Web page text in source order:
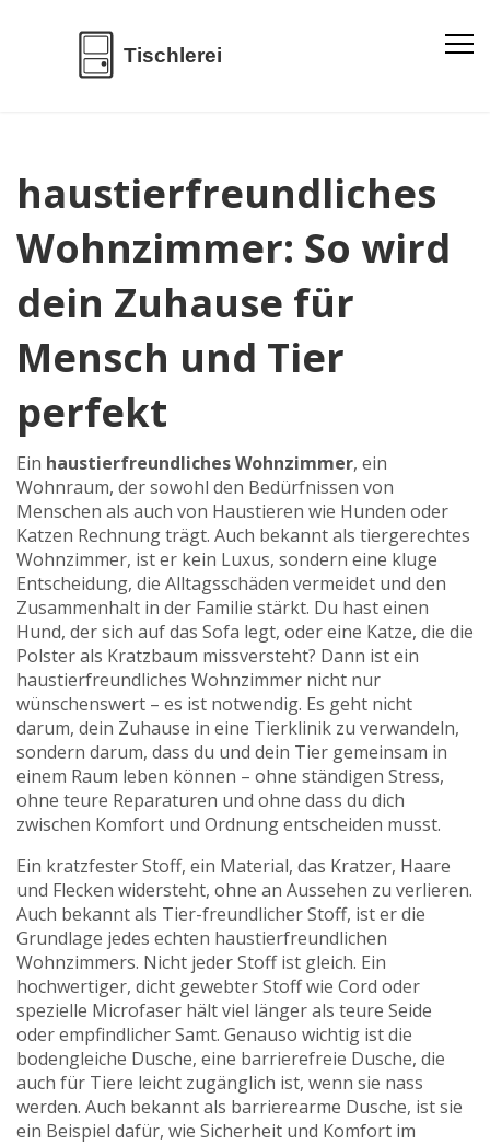
haustierfreundliches
Wohnzimmer: So wird
dein Zuhause für
Mensch und Tier
perfekt
Ein haustierfreundliches Wohnzimmer, ein
Wohnraum, der sowohl den Bedürfnissen von
Menschen als auch von Haustieren wie Hunden oder
Katzen Rechnung trägt. Auch bekannt als tiergerechtes
Wohnzimmer, ist er kein Luxus, sondern eine kluge
Entscheidung, die Alltagsschäden vermeidet und den
Zusammenhalt in der Familie stärkt. Du hast einen
Hund, der sich auf das Sofa legt, oder eine Katze, die die
Polster als Kratzbaum missversteht? Dann ist ein
haustierfreundliches Wohnzimmer nicht nur
wünschenswert – es ist notwendig. Es geht nicht
darum, dein Zuhause in eine Tierklinik zu verwandeln,
sondern darum, dass du und dein Tier gemeinsam in
einem Raum leben können – ohne ständigen Stress,
ohne teure Reparaturen und ohne dass du dich
zwischen Komfort und Ordnung entscheiden musst.
Ein kratzfester Stoff, ein Material, das Kratzer, Haare
und Flecken widersteht, ohne an Aussehen zu verlieren.
Auch bekannt als Tier-freundlicher Stoff, ist er die
Grundlage jedes echten haustierfreundlichen
Wohnzimmers. Nicht jeder Stoff ist gleich. Ein
hochwertiger, dicht gewebter Stoff wie Cord oder
spezielle Microfaser hält viel länger als teure Seide
oder empfindlicher Samt. Genauso wichtig ist die
bodengleiche Dusche, eine barrierefreie Dusche, die
auch für Tiere leicht zugänglich ist, wenn sie nass
werden. Auch bekannt als barrierearme Dusche, ist sie
ein Beispiel dafür, wie Sicherheit und Komfort im